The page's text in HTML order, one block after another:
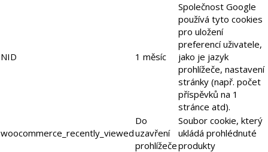
NID 1 měsíc
Společnost Google
používá tyto cookies
pro uložení
preferencí uživatele,
jako je jazyk
prohlížeče, nastavení
stránky (např. počet
příspěvků na 1
stránce atd).
woocommerce_recently_viewed
Do
uzavření
prohlížeče
Soubor cookie, který
ukládá prohlédnuté
produkty